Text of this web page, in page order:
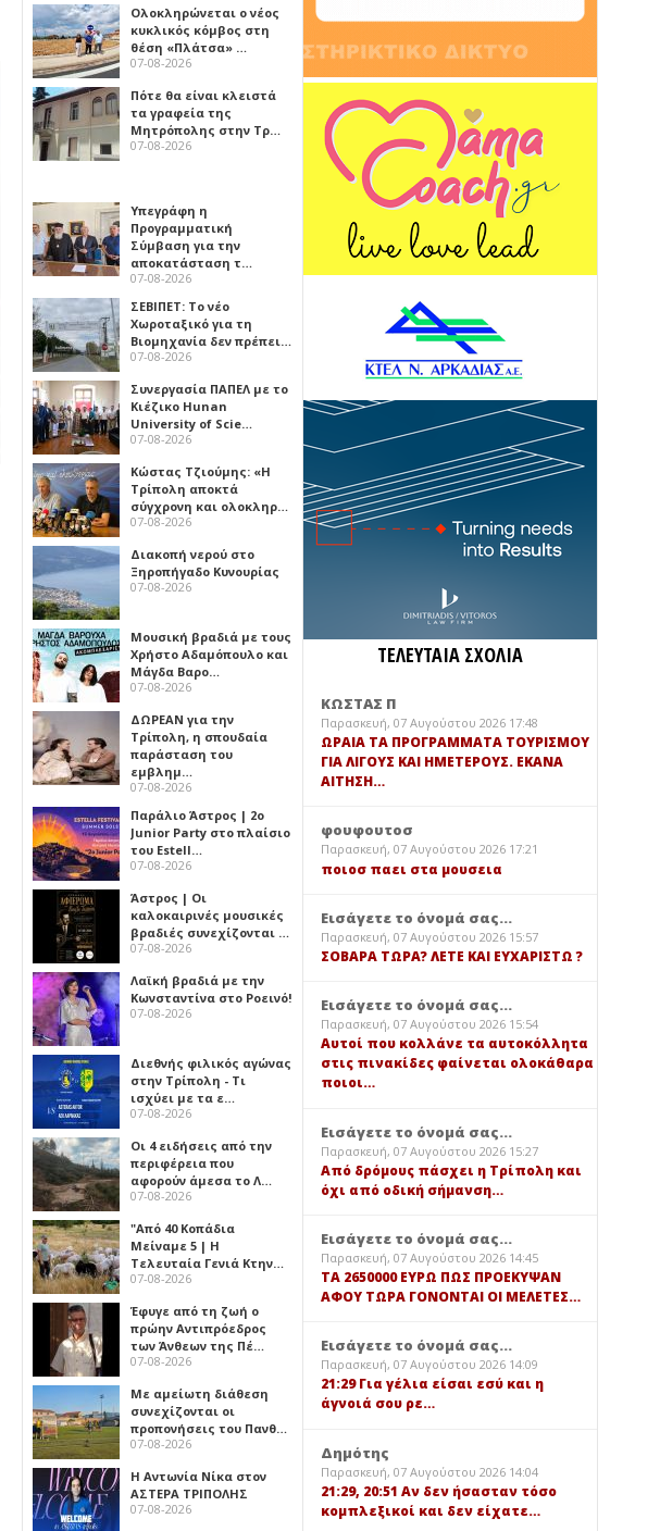
Ολοκληρώνεται ο νέος
κυκλικός κόμβος στη
θέση «Πλάτσα» …
07-08-2026
Πότε θα είναι κλειστά
τα γραφεία της
Μητρόπολης στην Τρ…
07-08-2026
Υπεγράφη η
Προγραμματική
Σύμβαση για την
αποκατάσταση τ…
07-08-2026
ΣΕΒΙΠΕΤ: Το νέο
Χωροταξικό για τη
Βιομηχανία δεν πρέπει…
07-08-2026
Συνεργασία ΠΑΠΕΛ με το
Κιέζικο Hunan
University of Scie…
07-08-2026
Κώστας Τζιούμης: «Η
Τρίπολη αποκτά
σύγχρονη και ολοκληρ…
07-08-2026
Διακοπή νερού στο
Ξηροπήγαδο Κυνουρίας
07-08-2026
Μουσική βραδιά με τους
Χρήστο Αδαμόπουλο και
Μάγδα Βαρο…
07-08-2026
ΔΩΡΕΑΝ για την
Τρίπολη, η σπουδαία
παράσταση του
εμβλημ…
07-08-2026
Παράλιο Άστρος | 2ο
Junior Party στο πλαίσιο
του Estell…
07-08-2026
Άστρος | Οι
καλοκαιρινές μουσικές
βραδιές συνεχίζονται …
07-08-2026
Λαϊκή βραδιά με την
Κωνσταντίνα στο Ροεινό!
07-08-2026
Διεθνής φιλικός αγώνας
στην Τρίπολη - Τι
ισχύει με τα ε…
07-08-2026
Οι 4 ειδήσεις από την
περιφέρεια που
αφορούν άμεσα το Λ…
07-08-2026
"Από 40 Κοπάδια
Μείναμε 5 | Η
Τελευταία Γενιά Κτην…
07-08-2026
Έφυγε από τη ζωή ο
πρώην Αντιπρόεδρος
των Άνθεων της Πέ…
07-08-2026
Με αμείωτη διάθεση
συνεχίζονται οι
προπονήσεις του Πανθ…
07-08-2026
Η Αντωνία Νίκα στον
ΑΣΤΕΡΑ ΤΡΙΠΟΛΗΣ
07-08-2026
ΤΕΛΕΥΤΑΙΑ ΣΧΟΛΙΑ
ΚΩΣΤΑΣ Π
Παρασκευή, 07 Αυγούστου 2026 17:48
ΩΡΑΙΑ ΤΑ ΠΡΟΓΡΑΜΜΑΤΑ ΤΟΥΡΙΣΜΟΥ
ΓΙΑ ΛΙΓΟΥΣ ΚΑΙ ΗΜΕΤΕΡΟΥΣ. ΕΚΑΝΑ
ΑΙΤΗΣΗ…
φουφουτοσ
Παρασκευή, 07 Αυγούστου 2026 17:21
ποιοσ παει στα μουσεια
Εισάγετε το όνομά σας...
Παρασκευή, 07 Αυγούστου 2026 15:57
ΣΟΒΑΡΑ ΤΩΡΑ? ΛΕΤΕ ΚΑΙ ΕΥΧΑΡΙΣΤΩ ?
Εισάγετε το όνομά σας...
Παρασκευή, 07 Αυγούστου 2026 15:54
Αυτοί που κολλάνε τα αυτοκόλλητα
στις πινακίδες φαίνεται ολοκάθαρα
ποιοι…
Εισάγετε το όνομά σας...
Παρασκευή, 07 Αυγούστου 2026 15:27
Από δρόμους πάσχει η Τρίπολη και
όχι από οδική σήμανση…
Εισάγετε το όνομά σας...
Παρασκευή, 07 Αυγούστου 2026 14:45
TA 2650000 ΕΥΡΩ ΠΩΣ ΠΡΟΕΚΥΨΑΝ
ΑΦΟΥ ΤΩΡΑ ΓΟΝΟΝΤΑΙ ΟΙ ΜΕΛΕΤΕΣ…
Εισάγετε το όνομά σας...
Παρασκευή, 07 Αυγούστου 2026 14:09
21:29 Για γέλια είσαι εσύ και η
άγνοιά σου ρε…
Δημότης
Παρασκευή, 07 Αυγούστου 2026 14:04
21:29, 20:51 Αν δεν ήσασταν τόσο
κομπλεξικοί και δεν είχατε…